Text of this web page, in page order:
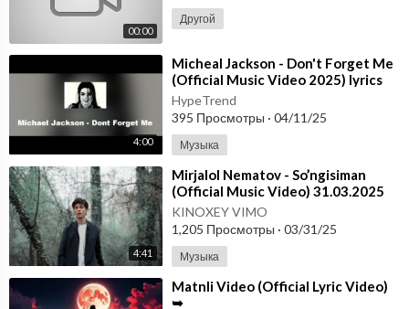
00:00
Другой
4:00
⁣Micheal Jackson - Don't Forget Me
(Official Music Video 2025) lyrics
HypeTrend
395 Просмотры · 04/11/25
Музыка
4:41
⁣Mirjalol Nematov - So’ngisiman
(Official Music Video) 31.03.2025
KINOXEY VIMO
1,205 Просмотры · 03/31/25
Музыка
⁣Matnli Video (Official Lyric Video)
➥